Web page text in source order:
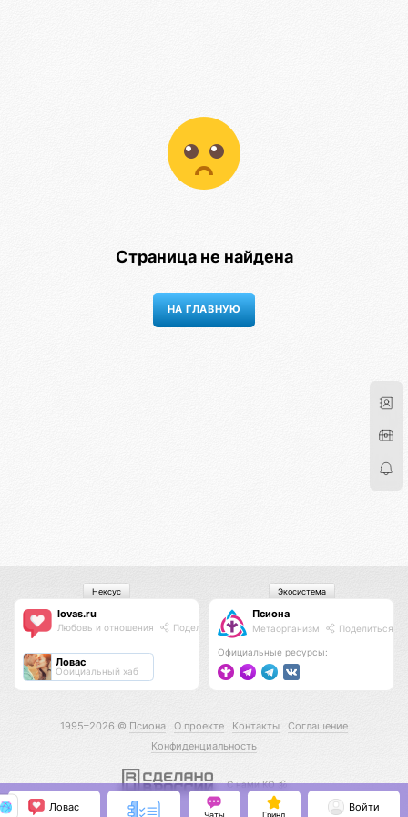
Страница не найдена
НА ГЛАВНУЮ
lovas.ru
Любовь и отношения Поделиться
Ловас
Официальный хаб
Нексус
Псиона
Метаорганизм Поделиться
Официальные ресурсы:
Экосистема
1995–2026 © Псиона О проекте Контакты
Соглашение
Конфиденциальность
С нами КО 🕉️
Ловас
Чаты Гринд
Войти